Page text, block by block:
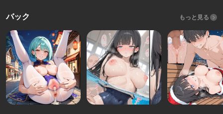
バック もっと見る